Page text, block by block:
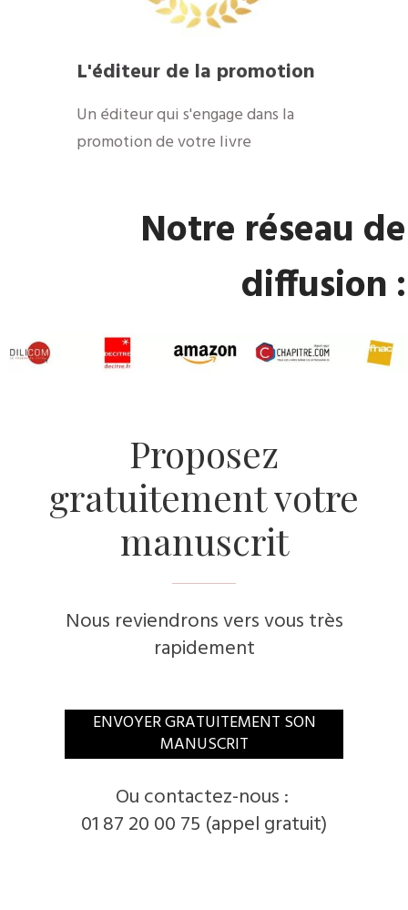
L'éditeur de la promotion
Un éditeur qui s'engage dans la
promotion de votre livre
Notre réseau de
diffusion :
Proposez
gratuitement votre
manuscrit
Nous reviendrons vers vous très
rapidement
ENVOYER GRATUITEMENT SON
MANUSCRIT
Ou contactez-nous :
01 87 20 00 75 (appel gratuit)